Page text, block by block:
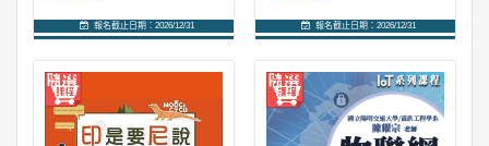
報名截止日期：2026/12/31 報名截止日期：2026/12/31